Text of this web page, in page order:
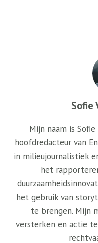
Sofie
Mijn naam is
hoofdredacteur van
in milieujournalistiek
het
het gebruik van
te brengen. Mijn
versterken en actie